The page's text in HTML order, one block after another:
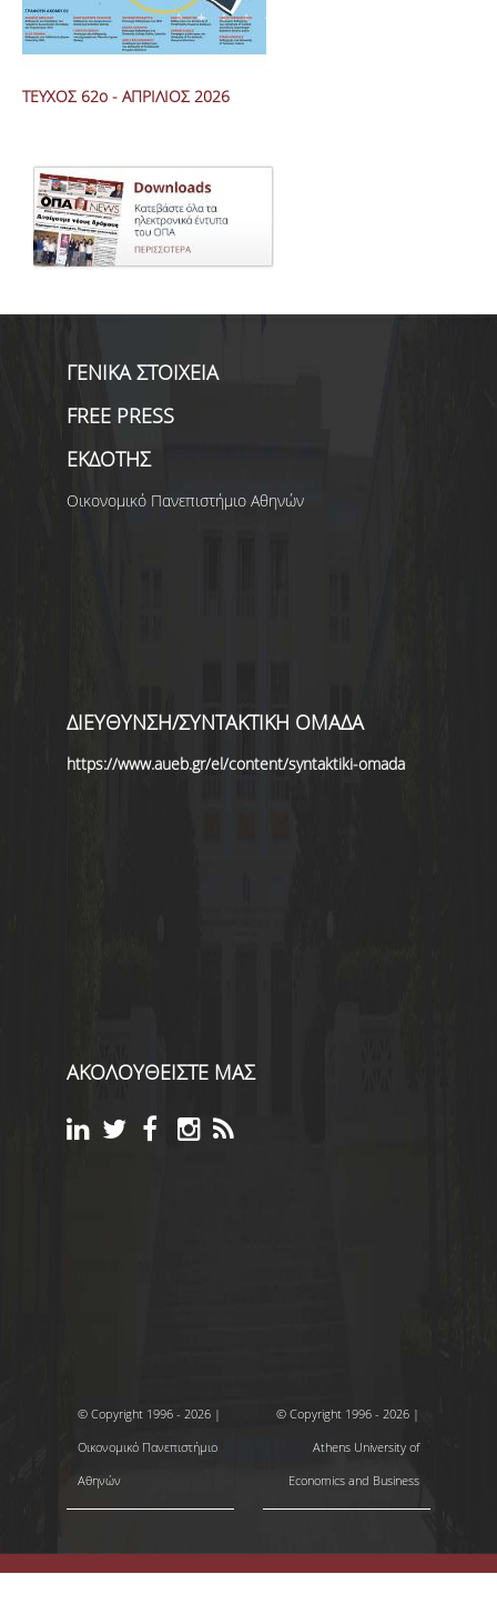
ΤΕΥΧΟΣ 62ο - ΑΠΡΙΛΙΟΣ 2026
ΓΕΝΙΚΑ ΣΤΟΙΧΕΙΑ
FREE PRESS
ΕΚΔΟΤΗΣ
Οικονομικό Πανεπιστήμιο Αθηνών
ΔΙΕΥΘΥΝΣΗ/ΣΥΝΤΑΚΤΙΚΗ ΟΜΑΔΑ
https://www.aueb.gr/el/content/syntaktiki-omada
ΑΚΟΛΟΥΘΕΙΣΤΕ ΜΑΣ
© Copyright 1996 - 2026 |
Οικονομικό Πανεπιστήμιο
Αθηνών
© Copyright 1996 - 2026 |
Athens University of
Economics and Business